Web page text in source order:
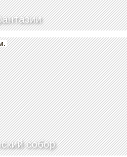
собор